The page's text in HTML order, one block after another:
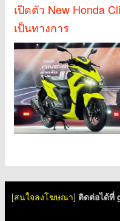
เปิดตัว New Honda
เป็นทางการ
[สนใจลงโฆษณา] ติดต่อได้ที่